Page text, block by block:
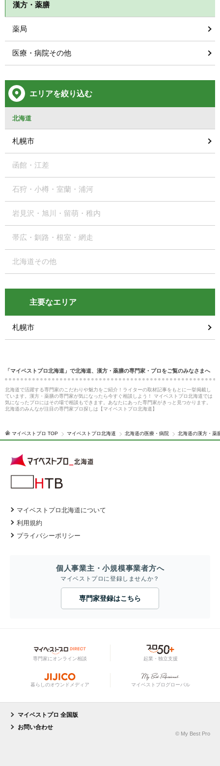
漢方・薬膳
薬局
医療・病院その他
エリアを絞り込む
北海道
札幌市
函館・江差
石狩・小樽・室蘭・浦河
岩見沢・旭川・留萌・稚内
帯広・釧路・根室・網走
北海道その他
主要なエリア
札幌市
「マイベストプロ北海道」で北海道、漢方・薬膳の専門家・プロをご覧のみなさまへ
北海道で活躍する専門家のこだわりや魅力をご紹介！ライターの取材記事をもとに一挙掲載し
ています。漢方・薬膳の専門家が気になったら今すぐ相談しよう！ マイベストプロ北海道では
気になったプロにはその場で相談もできます。あなたにあった専門家がきっと見つかります。
北海道のみんなが注目の専門家プロ探しは【マイベストプロ北海道】
マイベストプロ TOP マイベストプロ北海道 北海道の医療・病院 北海道の漢方・薬
マイベストプロ北海道について
利用規約
プライバシーポリシー
個人事業主・小規模事業者方へ
マイベストプロに登録しませんか？
専門家登録はこちら
専門家にオンライン相談 起業・独立支援
暮らしのオウンドメディア マイベストプログローバル
マイベストプロ 全国版
お問い合わせ
© My Best Pro